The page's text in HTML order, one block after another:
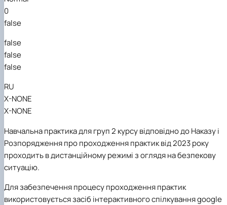
0
false
false
false
false
RU
X-NONE
X-NONE
Навчальна практика для груп 2 курсу відповідно до Наказу і
Розпорядження про проходження практик від 2023 року
проходить в дистанційному режимі з оглядя на безпекову
ситуацію.
Для забезпечення процесу проходження практик
використовується засіб інтерактивного спілкування google